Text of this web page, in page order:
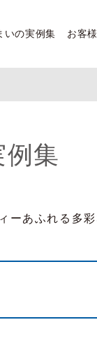
いの実例集 お客
集
あふれる多